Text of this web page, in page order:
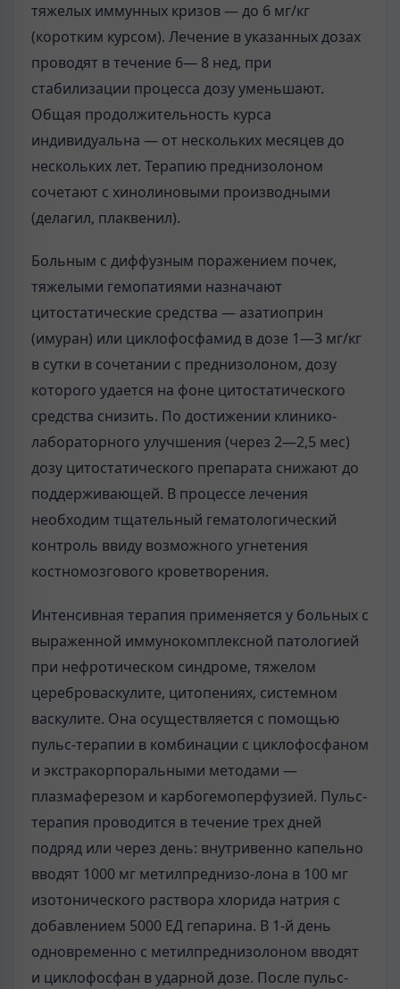
тяжелых иммунных кризов — до 6 мг/кг
(коротким курсом). Лечение в указанных дозах
проводят в течение 6— 8 нед, при
стабилизации процесса дозу уменьшают.
Общая продолжительность курса
индивидуальна — от нескольких месяцев до
нескольких лет. Терапию преднизолоном
сочетают с хинолиновыми производными
(делагил, плаквенил).
Больным с диффузным поражением почек,
тяжелыми гемопатиями назначают
цитостатические средства — азатиоприн
(имуран) или циклофосфамид в дозе 1—3 мг/кг
в сутки в сочетании с преднизолоном, дозу
которого удается на фоне цитостатического
средства снизить. По достижении клинико-
лабораторного улучшения (через 2—2,5 мес)
дозу цитостатического препарата снижают до
поддерживающей. В процессе лечения
необходим тщательный гематологический
контроль ввиду возможного угнетения
костномозгового кроветворения.
Интенсивная терапия применяется у больных с
выраженной иммунокомплексной патологией
при нефротическом синдроме, тяжелом
цереброваскулите, цитопениях, системном
васкулите. Она осуществляется с помощью
пульс-терапии в комбинации с циклофосфаном
и экстракорпоральными методами —
плазмаферезом и карбогемоперфузией. Пульс-
терапия проводится в течение трех дней
подряд или через день: внутривенно капельно
вводят 1000 мг метилпреднизо-лона в 100 мг
изотонического раствора хлорида натрия с
добавлением 5000 ЕД гепарина. В 1-й день
одновременно с метилпреднизолоном вводят
и циклофосфан в ударной дозе. После пульс-